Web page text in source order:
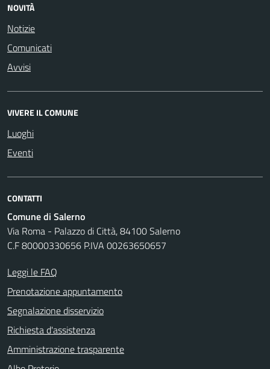
NOVITÀ
Notizie
Comunicati
Avvisi
VIVERE IL COMUNE
Luoghi
Eventi
CONTATTI
Comune di Salerno
Via Roma - Palazzo di Città, 84100 Salerno
C.F 80000330656 P.IVA 00263650657
Leggi le FAQ
Prenotazione appuntamento
Segnalazione disservizio
Richiesta d'assistenza
Amministrazione trasparente